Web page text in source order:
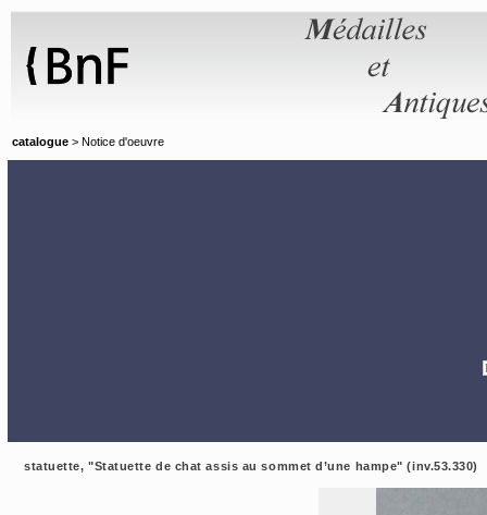
catalogue > Notice d'oeuvre
statuette, "Statuette de chat assis au sommet d’une hampe" (inv.53.330)